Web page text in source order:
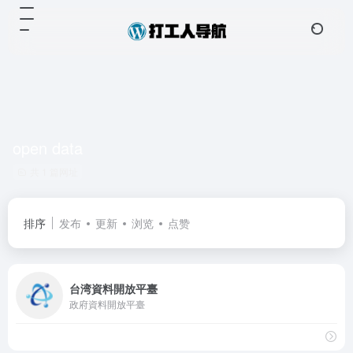
排序 发布 更新 浏览 点赞
台湾資料開放平臺
政府資料開放平臺